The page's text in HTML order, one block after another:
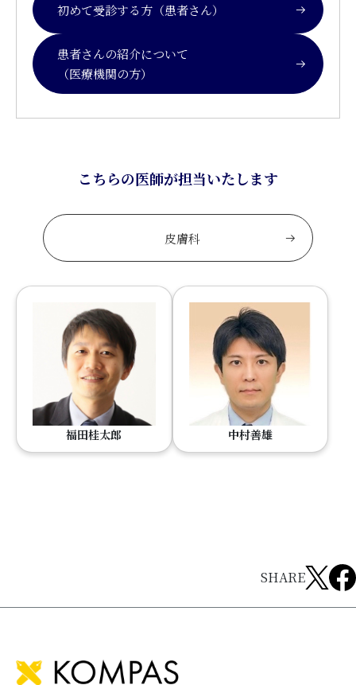
初めて受診する方（患者さん）
患者さんの紹介について
（医療機関の方）
こちらの医師が担当いたします
皮膚科
福田桂太郎 中村善雄
SHARE